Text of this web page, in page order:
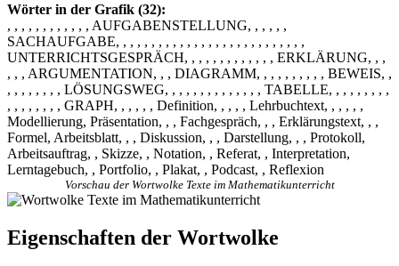
Wörter in der Grafik (32):
, , , , , , , , , , , , AUFGABENSTELLUNG, , , , , ,
SACHAUFGABE, , , , , , , , , , , , , , , , , , , , , , , , , , ,
UNTERRICHTSGESPRÄCH, , , , , , , , , , , , , ERKLÄRUNG, , ,
, , , ARGUMENTATION, , , DIAGRAMM, , , , , , , , , , BEWEIS, ,
, , , , , , , , LÖSUNGSWEG, , , , , , , , , , , , , , TABELLE, , , , , , , , ,
, , , , , , , , GRAPH, , , , , , Definition, , , , , Lehrbuchtext, , , , , ,
Modellierung, Präsentation, , , Fachgespräch, , , Erklärungstext, , ,
Formel, Arbeitsblatt, , , Diskussion, , , Darstellung, , , Protokoll,
Arbeitsauftrag, , Skizze, , Notation, , Referat, , Interpretation,
Lerntagebuch, , Portfolio, , Plakat, , Podcast, , Reflexion
Vorschau der Wortwolke Texte im Mathematikunterricht
Eigenschaften der Wortwolke